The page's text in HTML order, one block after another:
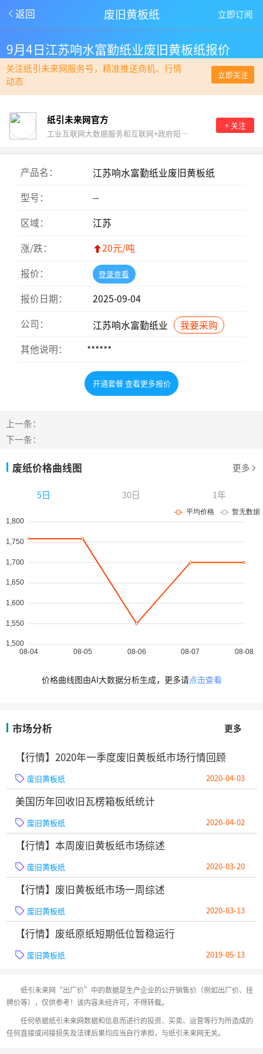
返回 废旧黄板纸 立即订阅
9月4日江苏响水富勤纸业废旧黄板纸报价
关注纸引未来网服务号，精准推送商机、行情
动态
立即关注
纸引未来网官方
工业互联网大数据服务和互联网+政府阳光采购。
+ 关注
产品名：
江苏响水富勤纸业废旧黄板纸
型号：
--
区域：
江苏
涨/跌：
20元/吨
报价：
登录查看
报价日期：
2025-09-04
公司：
江苏响水富勤纸业
我要采购
其他说明：
******
开通套餐 查看更多报价
上一条：
下一条：
废纸价格曲线图 更多
5日 30日 1年
价格曲线图由AI大数据分析生成，更多请点击查看
市场分析 更多
【行情】2020年一季度废旧黄板纸市场行情回顾
废旧黄板纸 2020-04-03
美国历年回收旧瓦楞箱板纸统计
废旧黄板纸 2020-04-02
【行情】本周废旧黄板纸市场综述
废旧黄板纸 2020-03-20
【行情】废旧黄板纸市场一周综述
废旧黄板纸 2020-03-13
【行情】废纸原纸短期低位暂稳运行
废旧黄板纸 2019-05-13
纸引未来网“出厂价”中的数据是生产企业的公开销售价（例如出厂价、挂
牌价等），仅供参考！该内容未经许可，不得转载。
任何依据纸引未来网数据和信息而进行的投资、买卖、运营等行为所造成的
任何直接或间接损失及法律后果均应当自行承担，与纸引未来网无关。